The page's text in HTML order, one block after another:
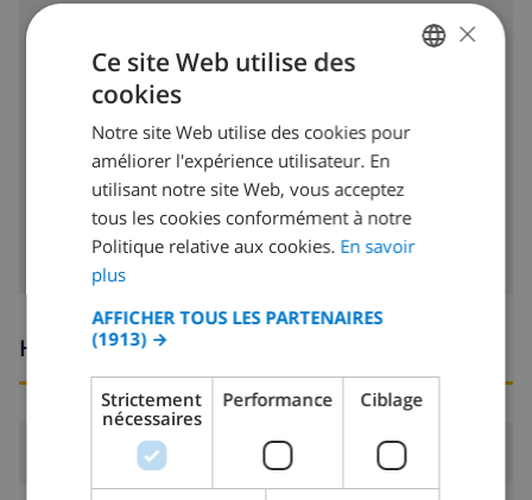
réfrigérateur
congélateur
toaster
lave-vaisselle
machine à laver
Heures d'arrivée et de départ
Arrivée: De 17:00 avant 20:00
DUTCH
SPANISH
GERMAN
DANISH
×
Ce site Web utilise des
cookies
Notre site Web utilise des cookies pour
améliorer l'expérience utilisateur. En
utilisant notre site Web, vous acceptez
tous les cookies conformément à notre
Politique relative aux cookies. En savoir
plus
AFFICHER TOUS LES PARTENAIRES
(1913) →
Strictement
nécessaires
Performance Ciblage